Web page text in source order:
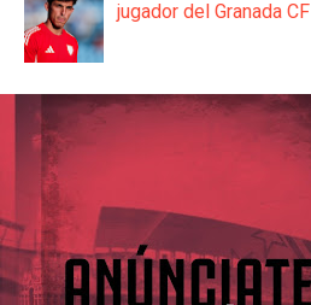
jugador del Granada CF